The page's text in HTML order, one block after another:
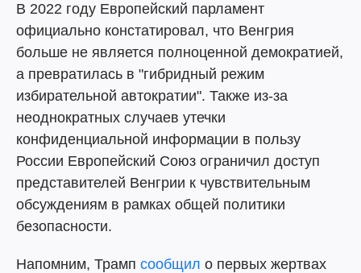
В 2022 году Европейский парламент
официально констатировал, что Венгрия
больше не является полноценной демократией,
а превратилась в "гибридный режим
избирательной автократии". Также из-за
неоднократных случаев утечки
конфиденциальной информации в пользу
России Европейский Союз ограничил доступ
представителей Венгрии к чувствительным
обсуждениям в рамках общей политики
безопасности.
Напомним, Трамп сообщил о первых жертвах